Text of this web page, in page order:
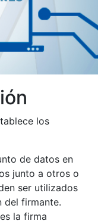
los
de datos en
junto a otros o
ser utilizados
del firmante.
la firma